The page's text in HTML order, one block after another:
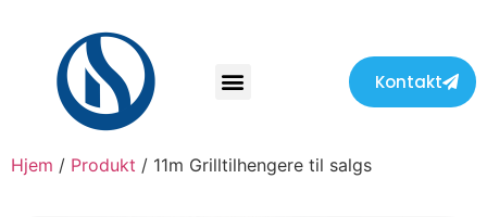
Kontakt
Hjem / Produkt / 11m Grilltilhengere til salgs